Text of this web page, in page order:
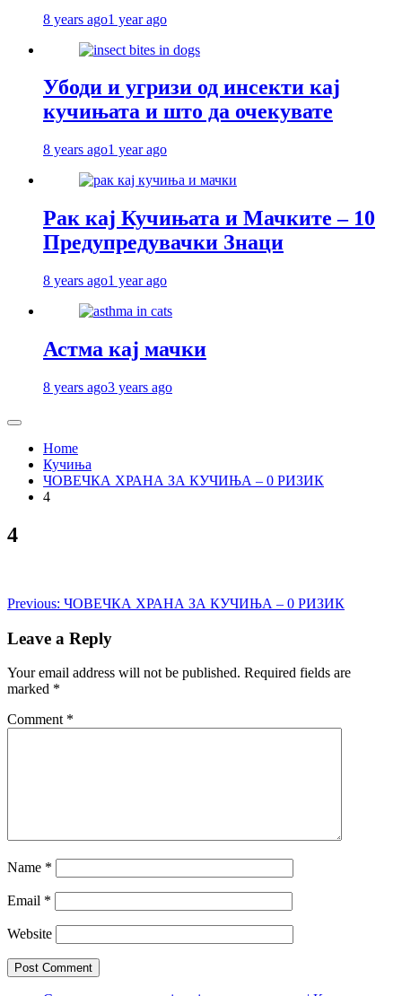
8 years ago1 year ago
Убоди и угризи од инсекти кај
кучињата и што да очекувате
8 years ago1 year ago
Рак кај Кучињата и Мачките – 10
Предупредувачки Знаци
8 years ago1 year ago
Астма кај мачки
8 years ago3 years ago
Home
Кучиња
ЧОВЕЧКА ХРАНА ЗА КУЧИЊА – 0 РИЗИК
4
4
Post
navigation
Previous: ЧОВЕЧКА ХРАНА ЗА КУЧИЊА – 0 РИЗИК
Leave a Reply
Your email address will not be published. Required fields are
marked *
Comment *
Name *
Email *
Website